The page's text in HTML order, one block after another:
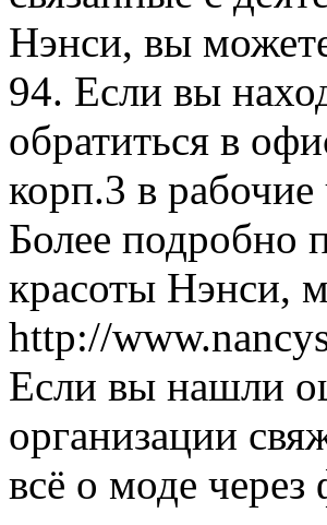
Нэнси, вы
94. Если вы
обратиться в
корп.3 в
Более подробно
красоты Нэнси,
http://
Если вы нашли
организации
всё о моде